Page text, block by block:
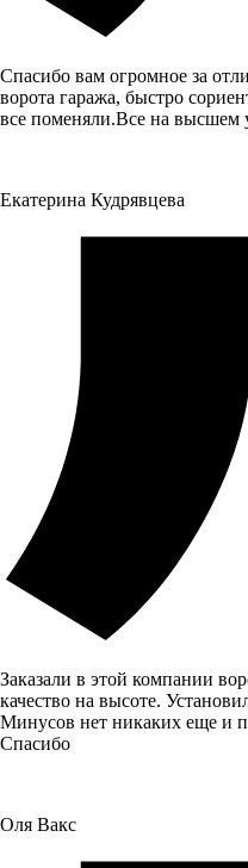
Спасибо вам огромное за
ворота гаража, быстро
все поменяли.Все на
Екатерина Кудрявцева
Заказали в этой компании
качество на высоте.
Минусов нет никаких еще и
Спасибо
Оля Вакс